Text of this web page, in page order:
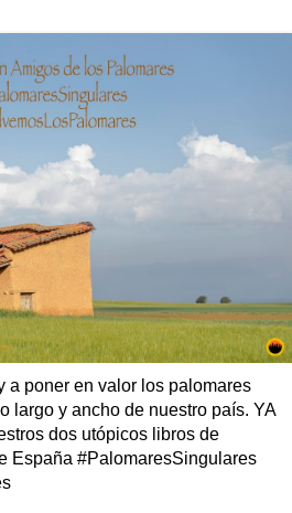
a poner en valor los palomares
largo y ancho de nuestro país. YA
dos utópicos libros de
España #PalomaresSingulares